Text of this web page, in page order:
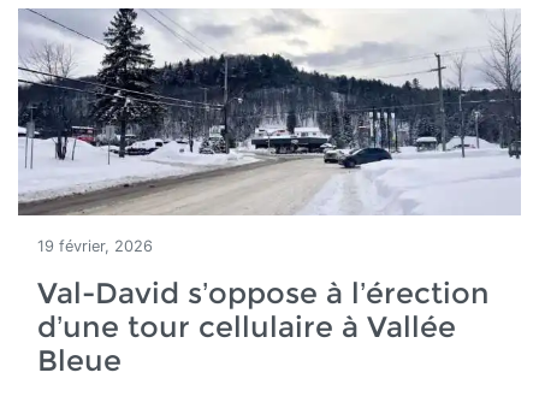
19 février, 2026
Val-David s’oppose à l’érection
d’une tour cellulaire à Vallée
Bleue